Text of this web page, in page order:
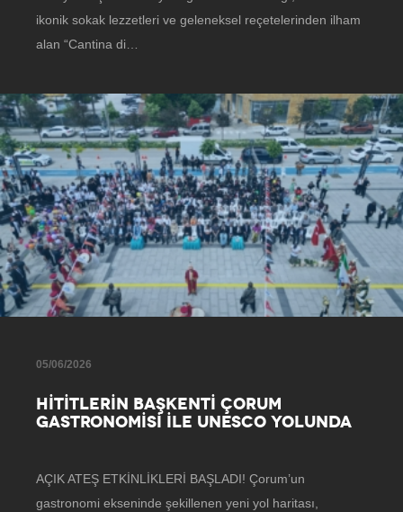
ikonik sokak lezzetleri ve geleneksel reçetelerinden ilham
alan “Cantina di…
05/06/2026
HİTİTLERİN BAŞKENTİ ÇORUM
GASTRONOMİSİ İLE UNESCO YOLUNDA
AÇIK ATEŞ ETKİNLİKLERİ BAŞLADI! Çorum’un
gastronomi ekseninde şekillenen yeni yol haritası,